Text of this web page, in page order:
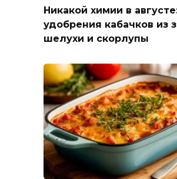
Никакой химии в
удобрения кабачков из
шелухи и скорлупы